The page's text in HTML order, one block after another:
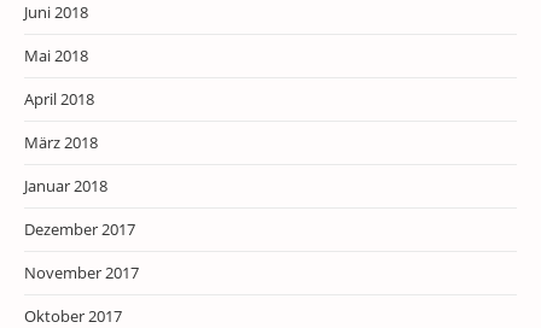
Juni 2018
Mai 2018
April 2018
März 2018
Januar 2018
Dezember 2017
November 2017
Oktober 2017